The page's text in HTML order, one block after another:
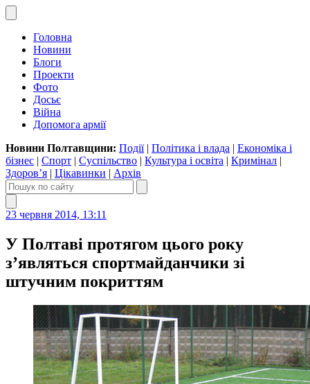
Головна
Новини
Блоги
Проекти
Фото
Досьє
Війна
Допомога армії
Новини Полтавщини: Події| Політика і влада | Економіка і
бізнес | Спорт | Суспільство | Культура і освіта | Кримінал |
Здоров’я | Цікавинки | Архів
23 червня 2014, 13:11
У Полтаві протягом цього року
з’являться спортмайданчики зі
штучним покриттям